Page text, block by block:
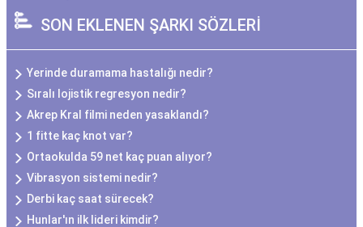
SON EKLENEN ŞARKI SÖZLERİ
Yerinde duramama hastalığı nedir?
Sıralı lojistik regresyon nedir?
Akrep Kral filmi neden yasaklandı?
1 fitte kaç knot var?
Ortaokulda 59 net kaç puan alıyor?
Vibrasyon sistemi nedir?
Derbi kaç saat sürecek?
Hunlar'ın ilk lideri kimdir?